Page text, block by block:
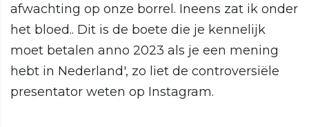
afwachting op onze borrel. Ineens zat ik onder
het bloed.. Dit is de boete die je kennelijk
moet betalen anno 2023 als je een mening
hebt in Nederland', zo liet de controversiële
presentator weten op Instagram.